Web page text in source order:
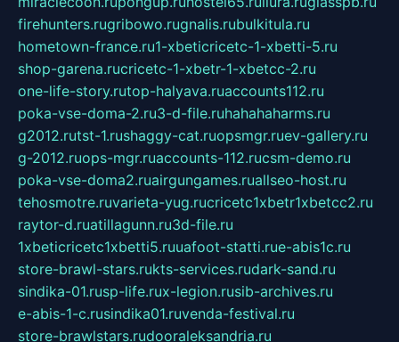
firehunters.rugribowo.rugnalis.rubulkitula.ru
hometown-france.ru1-xbeticricetc-1-xbetti-5.ru
shop-garena.rucricetc-1-xbetr-1-xbetcc-2.ru
one-life-story.rutop-halyava.ruaccounts112.ru
poka-vse-doma-2.ru3-d-file.ruhahahaharms.ru
g2012.rutst-1.rushaggy-cat.ruopsmgr.ruev-gallery.ru
g-2012.ruops-mgr.ruaccounts-112.rucsm-demo.ru
poka-vse-doma2.ruairgungames.ruallseo-host.ru
tehosmotre.ruvarieta-yug.rucricetc1xbetr1xbetcc2.ru
raytor-d.ruatillagunn.ru3d-file.ru
1xbeticricetc1xbetti5.ruuafoot-statti.rue-abis1c.ru
store-brawl-stars.rukts-services.rudark-sand.ru
sindika-01.rusp-life.rux-legion.rusib-archives.ru
e-abis-1-c.rusindika01.ruvenda-festival.ru
store-brawlstars.rudooraleksandria.ru